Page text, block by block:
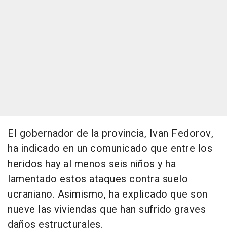
El gobernador de la provincia, Ivan Fedorov,
ha indicado en un comunicado que entre los
heridos hay al menos seis niños y ha
lamentado estos ataques contra suelo
ucraniano. Asimismo, ha explicado que son
nueve las viviendas que han sufrido graves
daños estructurales.